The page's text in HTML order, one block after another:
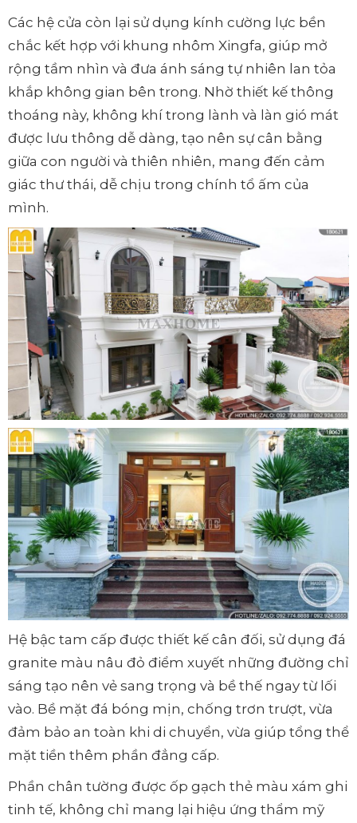
Các hệ cửa còn lại sử dụng kính cường lực bền
chắc kết hợp với khung nhôm Xingfa, giúp mở
rộng tầm nhìn và đưa ánh sáng tự nhiên lan tỏa
khắp không gian bên trong. Nhờ thiết kế thông
thoáng này, không khí trong lành và làn gió mát
được lưu thông dễ dàng, tạo nên sự cân bằng
giữa con người và thiên nhiên, mang đến cảm
giác thư thái, dễ chịu trong chính tổ ấm của
mình.
Hệ bậc tam cấp được thiết kế cân đối, sử dụng đá
granite màu nâu đỏ điểm xuyết những đường chỉ
sáng tạo nên vẻ sang trọng và bề thế ngay từ lối
vào. Bề mặt đá bóng mịn, chống trơn trượt, vừa
đảm bảo an toàn khi di chuyển, vừa giúp tổng thể
mặt tiền thêm phần đẳng cấp.
Phần chân tường được ốp gạch thẻ màu xám ghi
tinh tế, không chỉ mang lại hiệu ứng thẩm mỹ